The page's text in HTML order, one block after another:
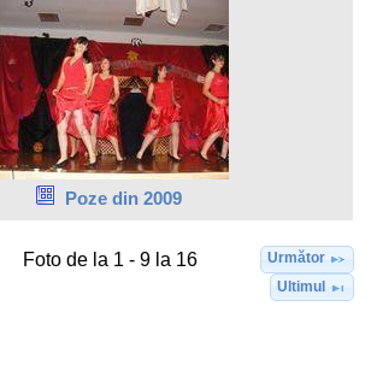
Poze din 2009
Foto de la 1 - 9 la 16
Următor
Ultimul